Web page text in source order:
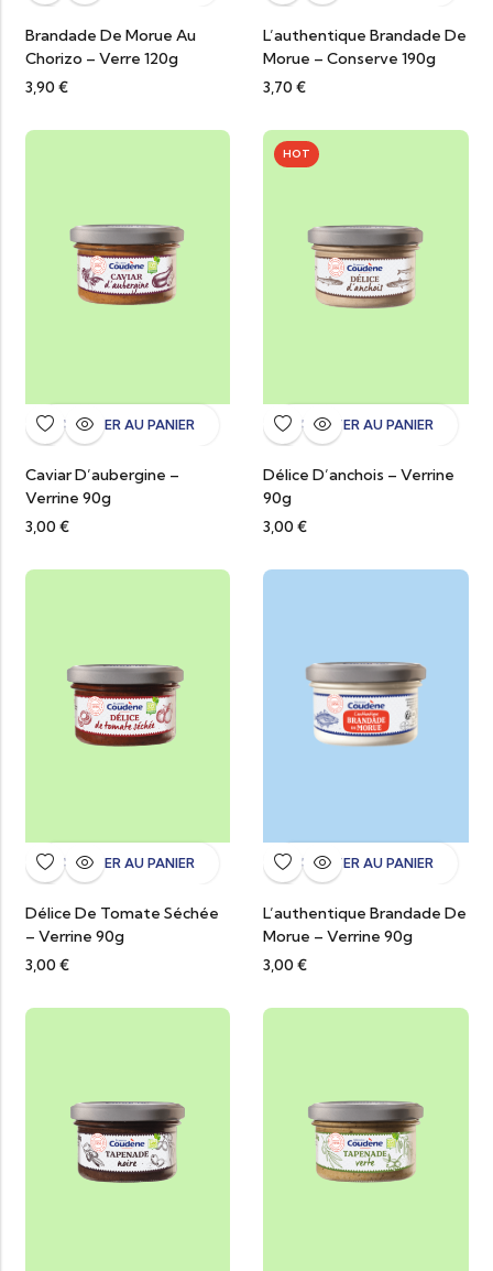
Brandade De Morue Au
Chorizo – Verre 120g
3,90 €
L’authentique Brandade De
Morue – Conserve 190g
3,70 €
AJOUTER AU PANIER
Caviar D’aubergine –
Verrine 90g
3,00 €
HOT
AJOUTER AU PANIER
Délice D’anchois – Verrine
90g
3,00 €
AJOUTER AU PANIER
Délice De Tomate Séchée
– Verrine 90g
3,00 €
AJOUTER AU PANIER
L’authentique Brandade De
Morue – Verrine 90g
3,00 €